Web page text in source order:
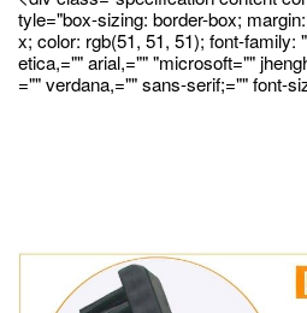
tyle="box-sizing: border-box;
x; color: rgb(51, 51, 51); font-family:
etica,="" arial,="" "microsoft=""
="" verdana,="" sans-serif;="" font-